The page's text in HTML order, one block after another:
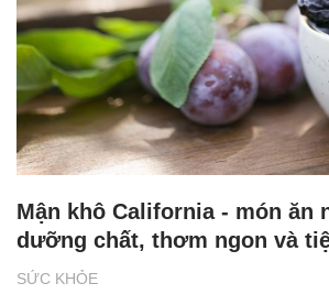
SỨC KHỎE
Mận khô California - món ăn
dưỡng chất, thơm ngon và